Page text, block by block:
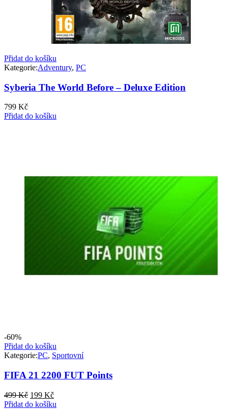
Přidat do košíku
Kategorie:Adventury, PC
Syberia The World Before – Deluxe Edition
799 Kč
Přidat do košíku
-60%
Přidat do košíku
Kategorie:PC, Sportovní
FIFA 21 2200 FUT Points
499Kč Původní
cena
199 KčAktuální
cena
Přidat do košíku